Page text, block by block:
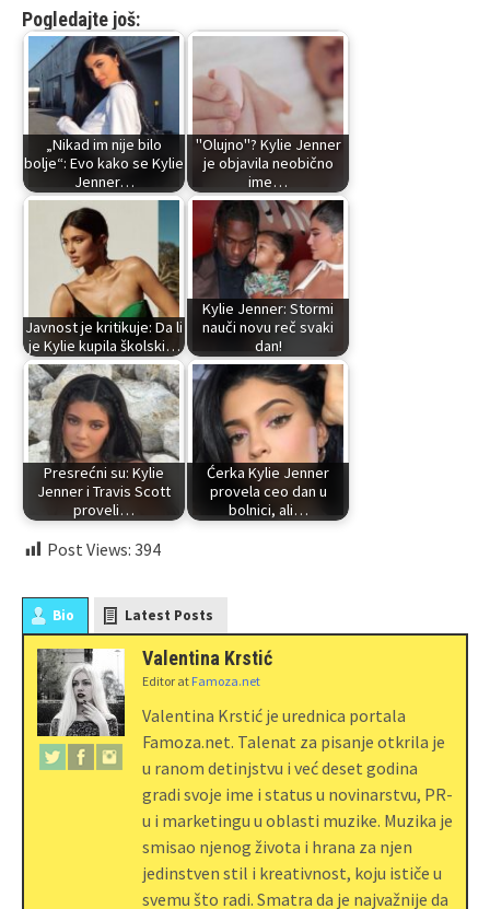
Pogledajte još:
„Nikad im nije bilo
bolje“: Evo kako se Kylie
Jenner…
"Olujno"? Kylie Jenner
je objavila neobično
ime…
Javnost je kritikuje: Da li
je Kylie kupila školski…
Kylie Jenner: Stormi
nauči novu reč svaki
dan!
Presrećni su: Kylie
Jenner i Travis Scott
proveli…
Ćerka Kylie Jenner
provela ceo dan u
bolnici, ali…
Post Views: 394
Bio Latest Posts
Valentina Krstić
Editor at Famoza.net
Valentina Krstić je urednica portala
Famoza.net. Talenat za pisanje otkrila je
u ranom detinjstvu i već deset godina
gradi svoje ime i status u novinarstvu, PR-
u i marketingu u oblasti muzike. Muzika je
smisao njenog života i hrana za njen
jedinstven stil i kreativnost, koju ističe u
svemu što radi. Smatra da je najvažnije da